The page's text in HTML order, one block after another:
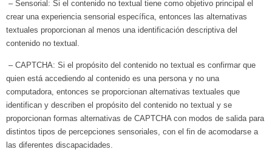
– Sensorial: Si el contenido no textual tiene como objetivo principal el
crear una experiencia sensorial específica, entonces las alternativas
textuales proporcionan al menos una identificación descriptiva del
contenido no textual.
– CAPTCHA: Si el propósito del contenido no textual es confirmar que
quien está accediendo al contenido es una persona y no una
computadora, entonces se proporcionan alternativas textuales que
identifican y describen el propósito del contenido no textual y se
proporcionan formas alternativas de CAPTCHA con modos de salida para
distintos tipos de percepciones sensoriales, con el fin de acomodarse a
las diferentes discapacidades.